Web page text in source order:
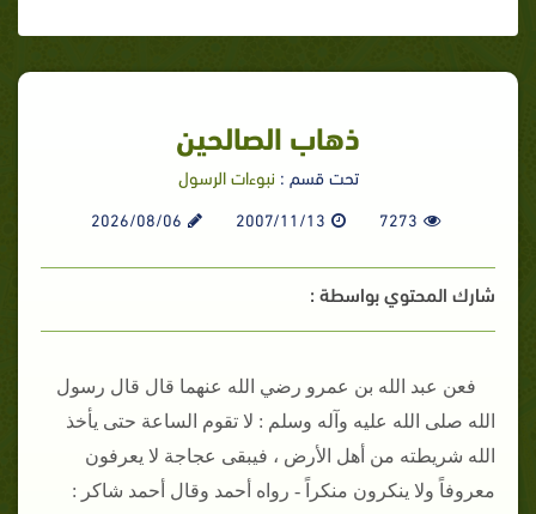
ذهاب الصالحين
تحت قسم : نبوءات الرسول
7273
2007/11/13
2026/08/06
شارك المحتوي بواسطة :
فعن عبد الله بن عمرو رضي الله عنهما قال قال رسول
الله صلى الله عليه وآله وسلم : لا تقوم الساعة حتى يأخذ
الله شريطته من أهل الأرض ، فيبقى عجاجة لا يعرفون
معروفاً ولا ينكرون منكراً - رواه أحمد وقال أحمد شاكر :